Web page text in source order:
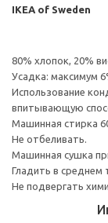
IKEA of Sweden
80% хлопок, 20%
Усадка: максимум
Использование
впитывающую
Машинная стирка
Не отбеливать.
Машинная сушка
Гладить в среднем
Не подвергать